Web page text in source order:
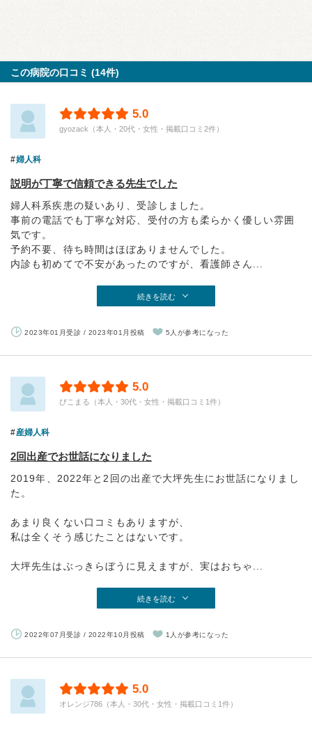
この病院の口コミ (14件)
5.0
gyozack（本人・20代・女性・掲載口コミ2件）
婦人科
説明が丁寧で信頼できる先生でした
婦人科系疾患の疑いあり、受診しました。
事前の電話でも丁寧な対応、受付の方も柔らかく優しい雰囲
気です。
予約不要、待ち時間はほぼありませんでした。
内診も初めてで不安があったのですが、看護師さん...
続きを読む
2023年01月受診 / 2023年01月投稿 5人が参考になった
5.0
ぴこまる（本人・30代・女性・掲載口コミ1件）
産婦人科
2回出産でお世話になりました
2019年、2022年と2回の出産で大坪先生にお世話になりまし
た。
あまり良くない口コミもありますが、
私は全くそう感じたことはないです。
大坪先生はぶっきらぼうに見えますが、実はおちゃ...
続きを読む
2022年07月受診 / 2022年10月投稿 1人が参考になった
5.0
オレンジ786（本人・30代・女性・掲載口コミ1件）